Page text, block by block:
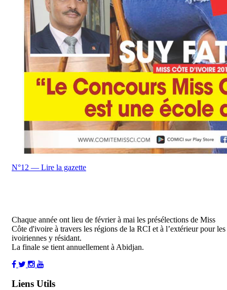
N°12 — Lire la gazette
Chaque année ont lieu de février à mai les présélections de Miss
Côte d'ivoire à travers les régions de la RCI et à l’extérieur pour les
ivoiriennes y résidant.
La finale se tient annuellement à Abidjan.
Liens Utils